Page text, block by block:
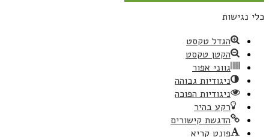
כלי נגישות
הגדל טקסט
הקטן טקסט
גווני אפור
ניגודיות גבוהה
ניגודיות הפוכה
רקע בהיר
הדגשת קישורים
פונט קריא